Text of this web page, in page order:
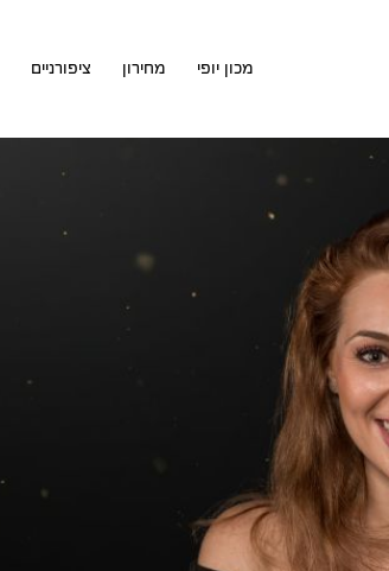
מכון יופי מחירון ציפורניים